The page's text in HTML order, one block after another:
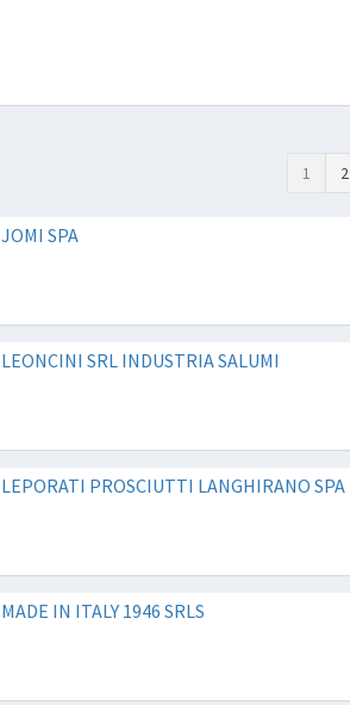
1 2
JOMI SPA
LEONCINI SRL INDUSTRIA SALUMI
LEPORATI PROSCIUTTI LANGHIRANO SPA
MADE IN ITALY 1946 SRLS